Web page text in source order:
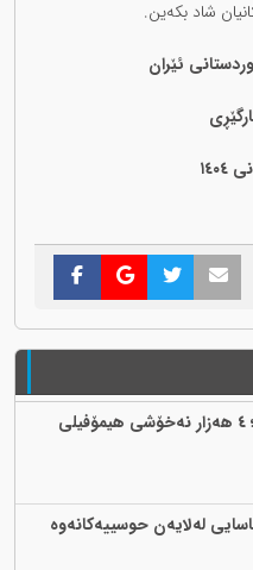
شاد بکەین.
ئێران
پشتگوێخستنی نەخۆشە تایبەتەکان؛ ٤ هەزار نەخۆشی هیمۆفیلی
لەلایەن حوسییەکانەوە